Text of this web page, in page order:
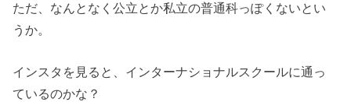
ただ、なんとなく公立とか私立の普通科っぽくないとい
うか。
インスタを見ると、インターナショナルスクールに通っ
ているのかな？